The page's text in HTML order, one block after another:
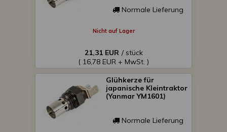
Normale Lieferung
Nicht auf Lager
21,31 EUR / stück
( 16,78 EUR + MwSt. )
Glühkerze für
japanische Kleintraktor
(Yanmar YM1601)
Normale Lieferung